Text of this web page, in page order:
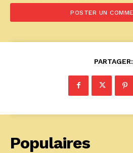
PARTAGER:
Populaires